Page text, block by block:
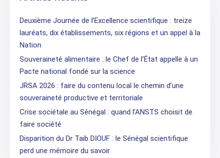
Deuxième Journée de l’Excellence scientifique : treize
lauréats, dix établissements, six régions et un appel à la
Nation
Souveraineté alimentaire : le Chef de l’État appelle à un
Pacte national fondé sur la science
JRSA 2026 : faire du contenu local le chemin d’une
souveraineté productive et territoriale
Crise sociétale au Sénégal : quand l’ANSTS choisit de
faire société
Disparition du Dr Taib DIOUF : le Sénégal scientifique
perd une mémoire du savoir